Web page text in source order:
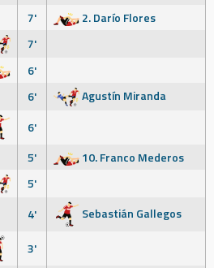
7'
2. Darío Flores
7'
6'
6'
Agustín Miranda
6'
5'
10. Franco Mederos
5'
4'
Sebastián Gallegos
3'